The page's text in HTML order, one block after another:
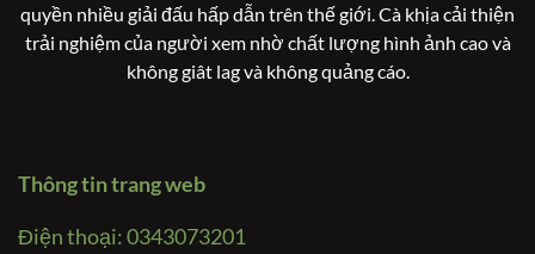
quyền nhiều giải đấu hấp dẫn trên thế giới. Cà khịa cải thiện
trải nghiệm của người xem nhờ chất lượng hình ảnh cao và
không giât lag và không quảng cáo.
Thông tin trang web
Điện thoại: 0343073201